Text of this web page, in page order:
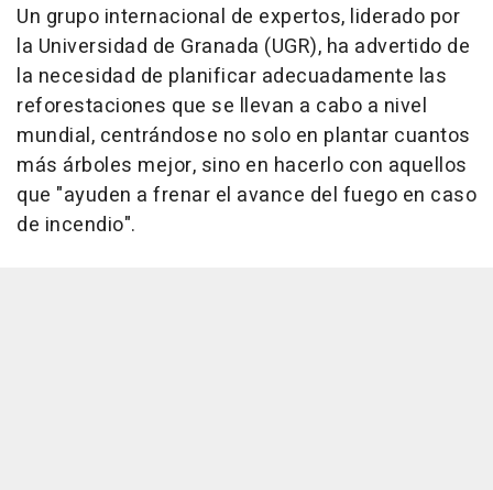
Un grupo internacional de expertos, liderado por
la Universidad de Granada (UGR), ha advertido de
la necesidad de planificar adecuadamente las
reforestaciones que se llevan a cabo a nivel
mundial, centrándose no solo en plantar cuantos
más árboles mejor, sino en hacerlo con aquellos
que "ayuden a frenar el avance del fuego en caso
de incendio".